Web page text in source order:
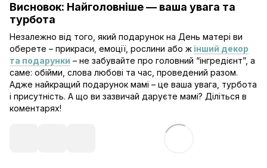
Висновок: Найголовніше — ваша увага та
турбота
Незалежно від того, який подарунок на День матері ви
оберете – прикраси, емоції, рослини або ж інший декор
та подарунки – не забувайте про головний “інгредієнт”, а
саме: обійми, слова любові та час, проведений разом.
Адже найкращий подарунок мамі – це ваша увага, турбота
і присутність. А що ви зазвичай даруєте мамі? Діліться в
коментарях!